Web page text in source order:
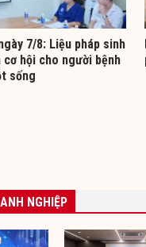
7/8: Liệu pháp sinh
cơ hội cho người bệnh
sống
NGHIỆP